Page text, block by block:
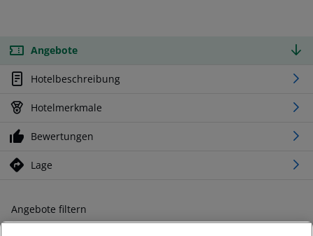
Angebote
Hotelbeschreibung
Hotelmerkmale
Bewertungen
Lage
Angebote filtern
Ändern Sie Ihre Kriterien nach Ihren Wünschen